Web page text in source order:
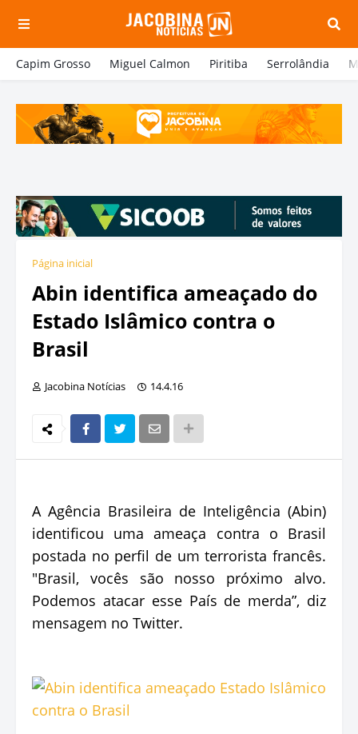
Capim Grosso Miguel Calmon Piritiba Serrolândia
Página inicial
Abin identifica ameaçado do
Estado Islâmico contra o
Brasil
Jacobina Notícias 14.4.16
A Agência Brasileira de Inteligência (Abin)
identificou uma ameaça contra o Brasil
postada no perfil de um terrorista francês.
"Brasil, vocês são nosso próximo alvo.
Podemos atacar esse País de merda”, diz
mensagem no Twitter.